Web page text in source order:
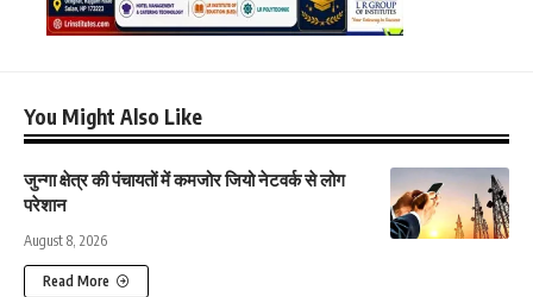
You Might Also Like
जुन्गा क्षेत्र की पंचायतों में कमजोर जियो नेटवर्क से लोग
परेशान
August 8, 2026
Read More